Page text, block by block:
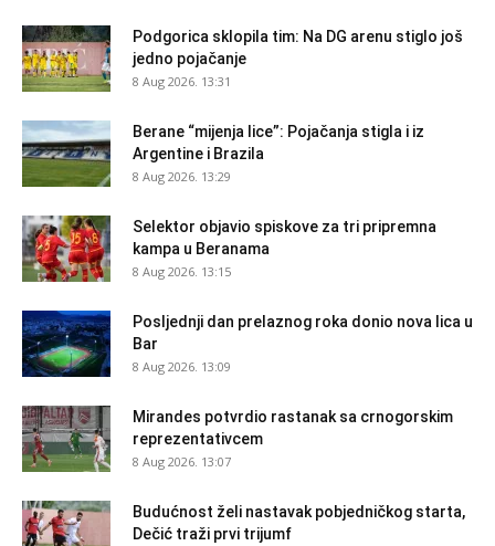
Podgorica sklopila tim: Na DG arenu stiglo još
jedno pojačanje
8 Aug 2026. 13:31
Berane “mijenja lice”: Pojačanja stigla i iz
Argentine i Brazila
8 Aug 2026. 13:29
Selektor objavio spiskove za tri pripremna
kampa u Beranama
8 Aug 2026. 13:15
Posljednji dan prelaznog roka donio nova lica u
Bar
8 Aug 2026. 13:09
Mirandes potvrdio rastanak sa crnogorskim
reprezentativcem
8 Aug 2026. 13:07
Budućnost želi nastavak pobjedničkog starta,
Dečić traži prvi trijumf